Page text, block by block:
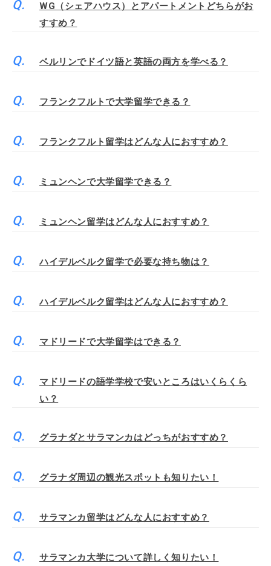
WG（シェアハウス）とアパートメントどちらがお
すすめ？
ベルリンでドイツ語と英語の両方を学べる？
フランクフルトで大学留学できる？
フランクフルト留学はどんな人におすすめ？
ミュンヘンで大学留学できる？
ミュンヘン留学はどんな人におすすめ？
ハイデルベルク留学で必要な持ち物は？
ハイデルベルク留学はどんな人におすすめ？
マドリードで大学留学はできる？
マドリードの語学学校で安いところはいくらくら
い？
グラナダとサラマンカはどっちがおすすめ？
グラナダ周辺の観光スポットも知りたい！
サラマンカ留学はどんな人におすすめ？
サラマンカ大学について詳しく知りたい！